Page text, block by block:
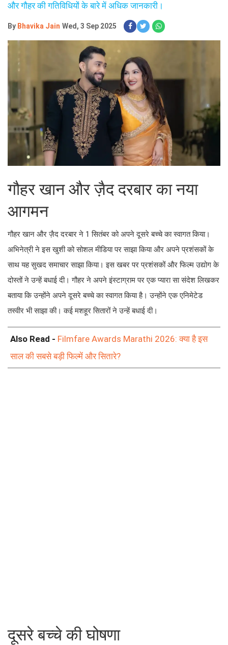
और गौहर की गतिविधियों के बारे में अधिक जानकारी।
By Bhavika Jain Wed, 3 Sep 2025
गौहर खान और ज़ैद दरबार का नया
आगमन
गौहर खान और ज़ैद दरबार ने 1 सितंबर को अपने दूसरे बच्चे का स्वागत किया।
अभिनेत्री ने इस खुशी को सोशल मीडिया पर साझा किया और अपने प्रशंसकों के
साथ यह सुखद समाचार साझा किया। इस खबर पर प्रशंसकों और फिल्म उद्योग के
दोस्तों ने उन्हें बधाई दी। गौहर ने अपने इंस्टाग्राम पर एक प्यारा सा संदेश लिखकर
बताया कि उन्होंने अपने दूसरे बच्चे का स्वागत किया है। उन्होंने एक एनिमेटेड
तस्वीर भी साझा की। कई मशहूर सितारों ने उन्हें बधाई दी।
Also Read - Filmfare Awards Marathi 2026: क्या है इस
साल की सबसे बड़ी फिल्में और सितारे?
दूसरे बच्चे की घोषणा